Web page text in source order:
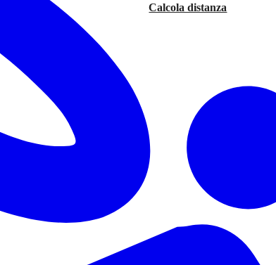
Calcola distanza